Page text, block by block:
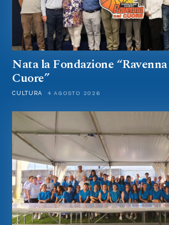
Nata la Fondazione
Cuore”
CULTURA 4 AGOSTO 2026